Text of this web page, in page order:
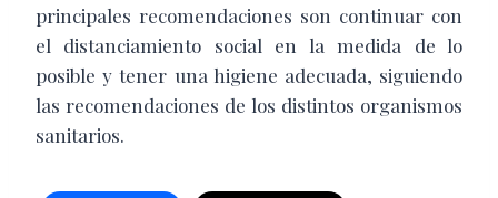
principales recomendaciones son continuar con
el distanciamiento social en la medida de lo
posible y tener una higiene adecuada, siguiendo
las recomendaciones de los distintos organismos
sanitarios.